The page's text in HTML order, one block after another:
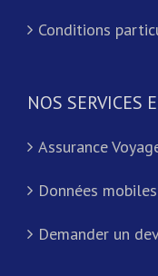
Conditions
NOS SERVICES
Assurance
Données mobiles
Demander un